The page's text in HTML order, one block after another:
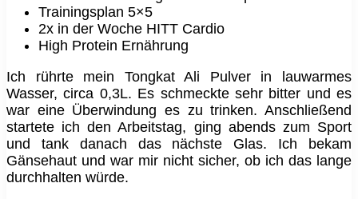
Trainingsplan 5×5
2x in der Woche HITT Cardio
High Protein Ernährung
Ich rührte mein Tongkat Ali Pulver in lauwarmes
Wasser, circa 0,3L. Es schmeckte sehr bitter und es
war eine Überwindung es zu trinken. Anschließend
startete ich den Arbeitstag, ging abends zum Sport
und tank danach das nächste Glas. Ich bekam
Gänsehaut und war mir nicht sicher, ob ich das lange
durchhalten würde.